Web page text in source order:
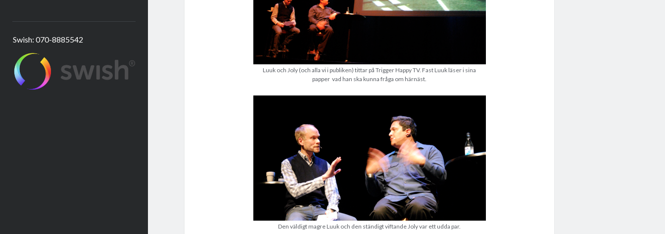
Swish: 070-8885542
Luuk och Joly (och alla vi i publiken) tittar på Trigger Happy TV. Fast Luuk läser i sina
papper vad han ska kunna fråga om härnäst.
Den väldigt magre Luuk och den ständigt viftande Joly var ett udda par.